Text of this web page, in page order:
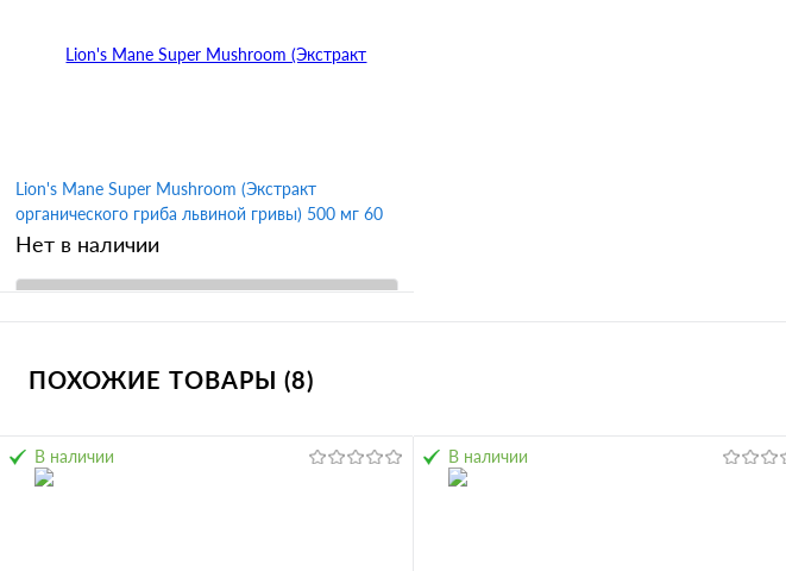
Lion's Mane Super Mushroom (Экстракт
органического гриба львиной гривы) 500 мг 60
вег капсул (NOW)
Нет в наличии
Купить в 1 клик
Сравнение
ПОХОЖИЕ ТОВАРЫ (8)
В наличии В наличии